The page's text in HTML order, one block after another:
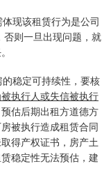
体现该租赁行为是公司
则一旦出现问题，就
的稳定可持续性，要核
执行人或失信被执行
估后期出租方道德方
被执行造成租赁合同
得产权证书，房产土
稳定性无法预估，建